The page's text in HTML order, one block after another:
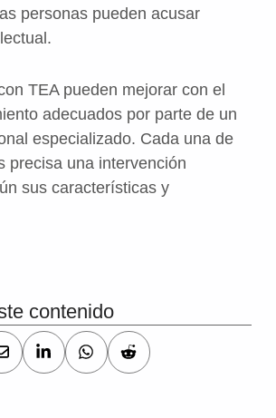
personas pueden acusar
TEA pueden mejorar con el
adecuados por parte de un
especializado. Cada una de
precisa una intervención
sus características y
contenido